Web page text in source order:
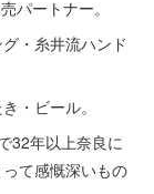
パートナー。
・糸井流ハンド
・ビール。
32年以上奈良に
て感慨深いもの